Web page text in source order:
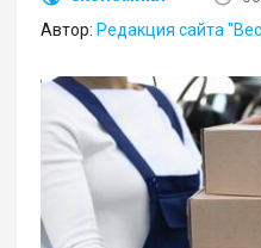
Автор: Редакция сайта